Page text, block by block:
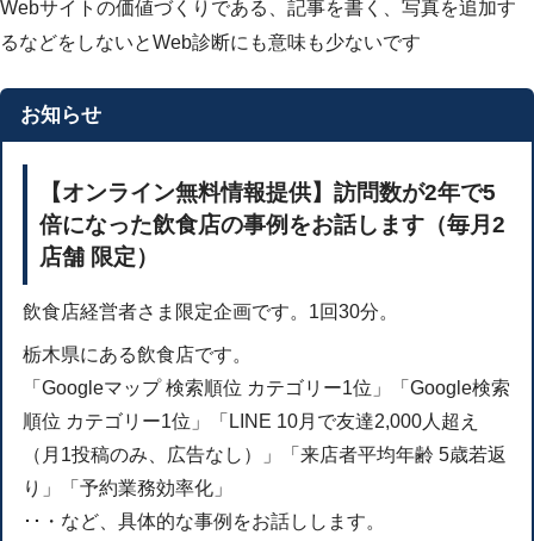
Webサイトの価値づくりである、記事を書く、写真を追加す
るなどをしないとWeb診断にも意味も少ないです
お知らせ
【オンライン無料情報提供】訪問数が2年で5
倍になった飲食店の事例をお話します（毎月2
店舗 限定）
飲食店経営者さま限定企画です。1回30分。
栃木県にある飲食店です。
「Googleマップ 検索順位 カテゴリー1位」「Google検索
順位 カテゴリー1位」「LINE 10月で友達2,000人超え
（月1投稿のみ、広告なし）」「来店者平均年齢 5歳若返
り」「予約業務効率化」
･･・など、具体的な事例をお話しします。